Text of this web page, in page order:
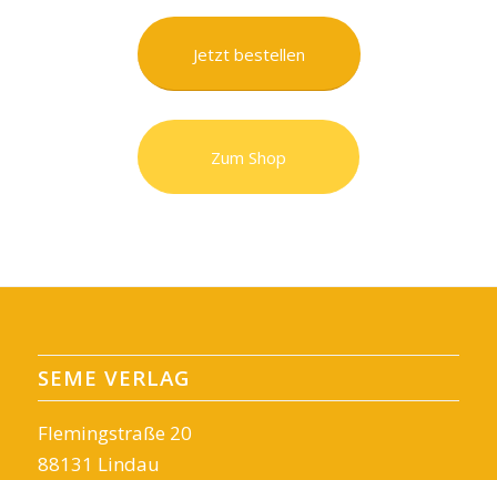
Jetzt bestellen
Zum Shop
SEME VERLAG
Flemingstraße 20
88131 Lindau